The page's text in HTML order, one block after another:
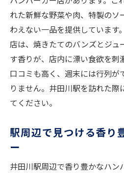
地元の食文化とハン
焼きたての香りが食欲を
バーガー
焼きたての美味しさ
ハンバーガーの香ば
店舗自慢の焼き加減と
井田川駅の人気ハン
井田川駅訪問時に味わい
れた新鮮な野菜や肉、特製のソ
わえない一品を提供しています
店は、焼きたてのバンズとジュ
す香りが、店内に漂い食欲を刺
口コミも高く、週末には行列が
りません。井田川駅を訪れた際
てください。
駅周辺で見つける香り
ー
井田川駅周辺で香り豊かなハン